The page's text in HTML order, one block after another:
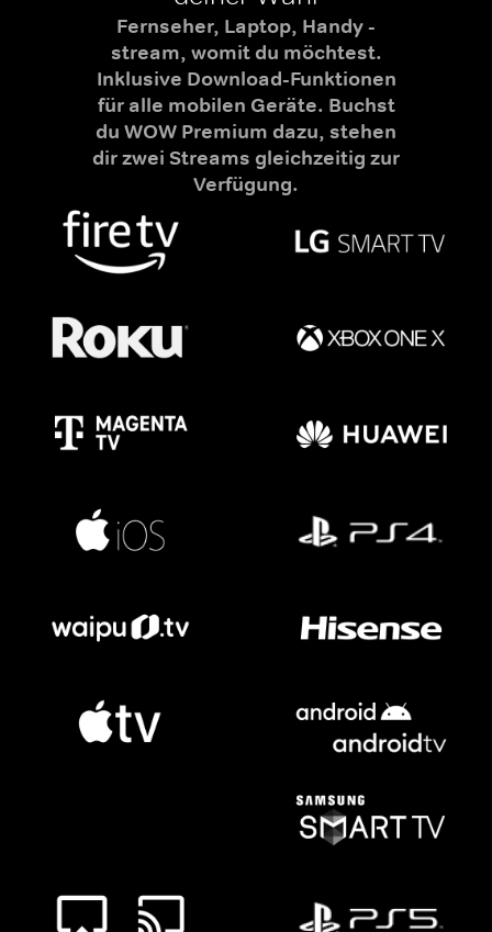
Fernseher, Laptop, Handy -
stream, womit du möchtest.
Inklusive Download-Funktionen
für alle mobilen Geräte. Buchst
du WOW Premium dazu, stehen
dir zwei Streams gleichzeitig zur
Verfügung.